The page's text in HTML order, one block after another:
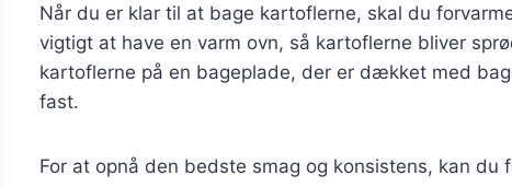
Når du er klar til at bage kartoflerne, skal du
vigtigt at have en varm ovn, så kartoflerne bliver
kartoflerne på en bageplade, der er dækket med
fast.
For at opnå den bedste smag og konsistens, kan du